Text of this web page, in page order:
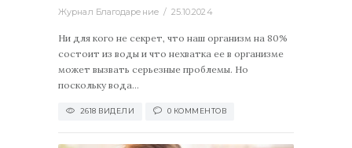
Журнал Благодарение 25.10.2024
Ни для кого не секрет, что наш организм на 80%
состоит из воды и что нехватка ее в организме
может вызвать серьезные проблемы. Но
поскольку вода...
2618 ВИДЕЛИ 0 КОММЕНТОВ